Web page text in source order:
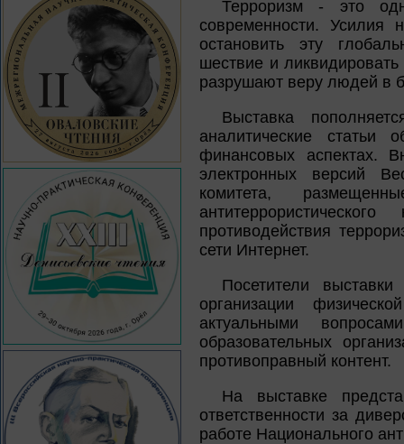
Терроризм - это
современности. Усилия
остановить эту
шествие и
разрушают веру людей в
Выставка
аналитические статьи
финансовых аспектах.
электронных версий
комитета,
противодействия
сети Интернет.
Посетители
организации
актуальными
образовательных
противоправный контент.
На выставке
ответственности за
работе Национального